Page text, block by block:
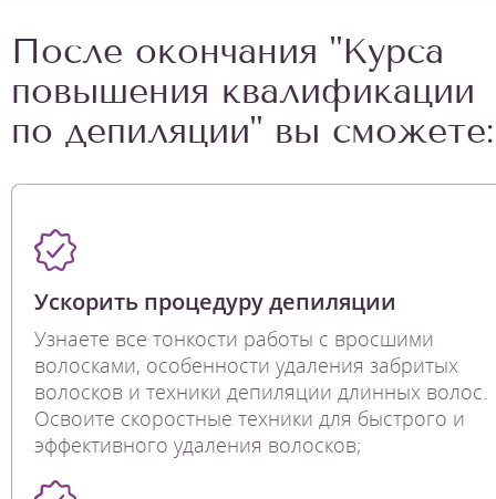
После окончания "Курса
повышения квалификации
по депиляции" вы сможете:
Ускорить процедуру депиляции
Узнаете все тонкости работы с вросшими
волосками, особенности удаления забритых
волосков и техники депиляции длинных волос.
Освоите скоростные техники для быстрого и
эффективного удаления волосков;